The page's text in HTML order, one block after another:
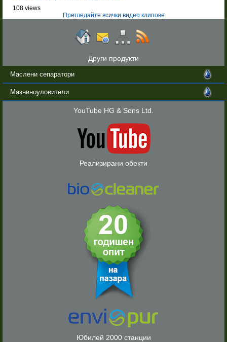
108 views
Прегледайте всички видео клипове
Други продукти
Маслени сепаратори
Мазниноуловители
YouTube HG & Sons Ltd.
Реализирани обекти
Юбилей 2000 станции